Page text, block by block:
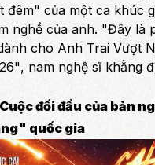
đêm" của một ca khúc
nghề của anh. "Đây là
cho Anh Trai Vượt
, nam nghệ sĩ khẳng
đối đầu của bản
quốc gia